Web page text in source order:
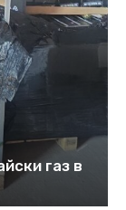
газ в